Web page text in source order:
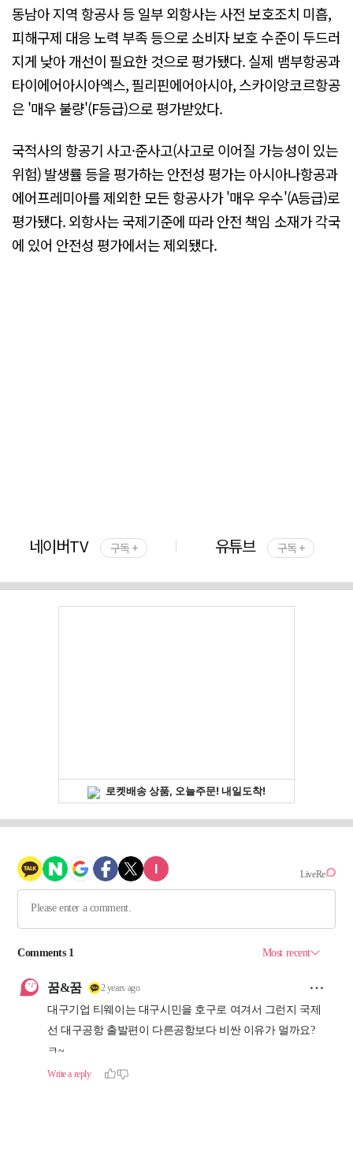
동남아 지역 항공사 등 일부 외항사는 사전 보호조치 미흡,
피해구제 대응 노력 부족 등으로 소비자 보호 수준이 두드러
지게 낮아 개선이 필요한 것으로 평가됐다. 실제 뱀부항공과
타이에어아시아엑스, 필리핀에어아시아, 스카이앙코르항공
은 '매우 불량'(F등급)으로 평가받았다.
국적사의 항공기 사고·준사고(사고로 이어질 가능성이 있는
위험) 발생률 등을 평가하는 안전성 평가는 아시아나항공과
에어프레미아를 제외한 모든 항공사가 '매우 우수'(A등급)로
평가됐다. 외항사는 국제기준에 따라 안전 책임 소재가 각국
에 있어 안전성 평가에서는 제외됐다.
네이버TV 구독 + 유튜브 구독 +